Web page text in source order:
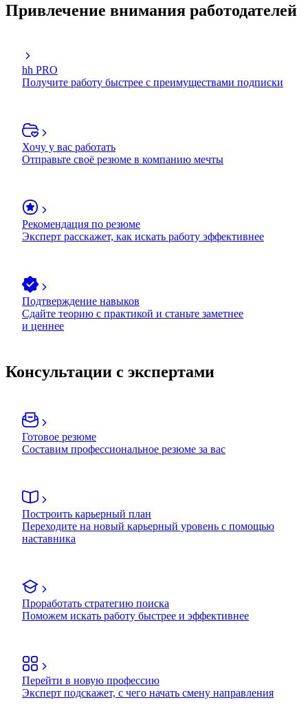
Привлечение внимания работодателей
hh PRO
Получите работу быстрее с преимуществами подписки
Хочу у вас работать
Отправьте своё резюме в компанию мечты
Рекомендация по резюме
Эксперт расскажет, как искать работу эффективнее
Подтверждение навыков
Сдайте теорию с практикой и станьте заметнее
и ценнее
Консультации с экспертами
Готовое резюме
Составим профессиональное резюме за вас
Построить карьерный план
Переходите на новый карьерный уровень с помощью
наставника
Проработать стратегию поиска
Поможем искать работу быстрее и эффективнее
Перейти в новую профессию
Эксперт подскажет, с чего начать смену направления